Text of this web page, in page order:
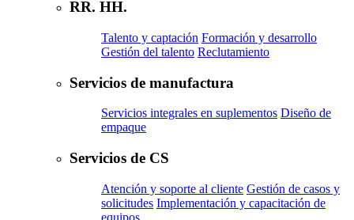
RR. HH.
Talento y captación Formación y desarrollo
Gestión del talento Reclutamiento
Servicios de manufactura
Servicios integrales en suplementos Diseño de
empaque
Servicios de CS
Atención y soporte al cliente Gestión de casos y
solicitudes Implementación y capacitación de
equipos